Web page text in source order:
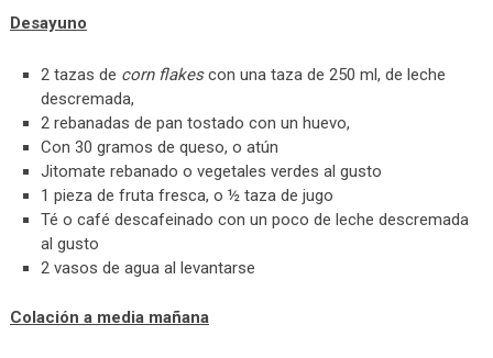
Desayuno
2 tazas de corn flakescon una taza de 250 ml, de leche
descremada,
2 rebanadas de pan tostado con un huevo,
Con 30 gramos de queso, o atún
Jitomate rebanado o vegetales verdes al gusto
1 pieza de fruta fresca, o ½ taza de jugo
Té o café descafeinado con un poco de leche descremada
al gusto
2 vasos de agua al levantarse
Colación a media mañana